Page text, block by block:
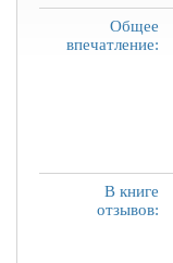
Общее
впечатление:
В книге
отзывов: